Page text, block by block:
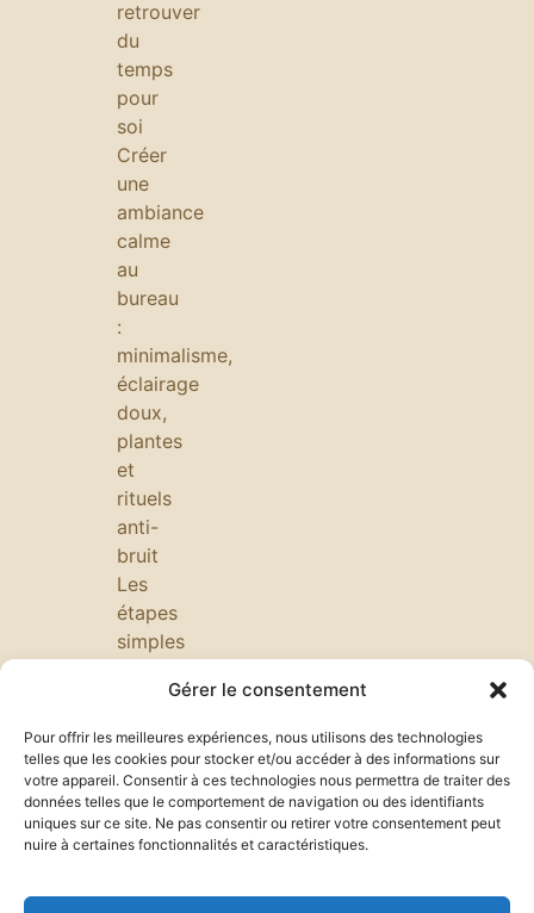
Gérer le consentement
Pour offrir les meilleures expériences, nous utilisons des technologies
telles que les cookies pour stocker et/ou accéder à des informations sur
votre appareil. Consentir à ces technologies nous permettra de traiter des
données telles que le comportement de navigation ou des identifiants
uniques sur ce site. Ne pas consentir ou retirer votre consentement peut
nuire à certaines fonctionnalités et caractéristiques.
retrouver
du
temps
pour
soi
Créer
une
ambiance
calme
au
bureau
:
minimalisme,
éclairage
doux,
plantes
et
rituels
anti-
bruit
Les
étapes
simples
préparer
une
journée
réussie:
routine
matinale,
productivité